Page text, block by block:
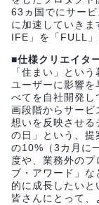
63ヵ国でにサー
に加速していき
IFE」を「FULL」
■仕様クリエイタ
「住まい」とい
ユーザーに影響を
べてを自社開発し
画段階からサービ
想いを反映させる
の日」という、提
の10%（3カ月に
度や、業務外のプ
ブ・アワード」な
的に成長したい
皆さんにとって、